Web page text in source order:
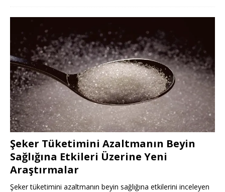
Şeker Tüketimini Azaltmanın Beyin
Sağlığına Etkileri Üzerine Yeni
Araştırmalar
Şeker tüketimini azaltmanın beyin sağlığına etkilerini inceleyen